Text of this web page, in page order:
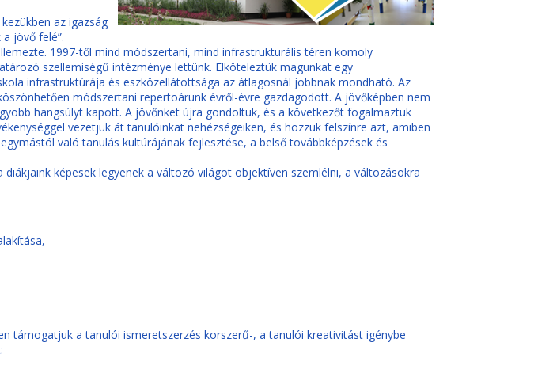
az igazság
jövő felé”.
1997-től mind módszertani, mind infrastrukturális téren komoly
szellemiségű intézménye lettünk. Elköteleztük magunkat egy
infrastruktúrája és eszközellátottsága az átlagosnál jobbnak mondható. Az
módszertani repertoárunk évről-évre gazdagodott. A jövőképben nem
hangsúlyt kapott. A jövőnket újra gondoltuk, és a következőt fogalmaztuk
vezetjük át tanulóinkat nehézségeiken, és hozzuk felszínre azt, amiben
való tanulás kultúrájának fejlesztése, a belső továbbképzések és
képesek legyenek a változó világot objektíven szemlélni, a változásokra
támogatjuk a tanulói ismeretszerzés korszerű-, a tanulói kreativitást igénybe